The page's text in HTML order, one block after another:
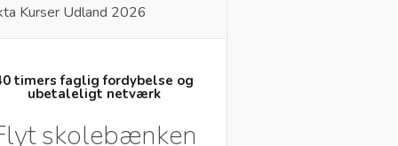
Kurser Udland 2026
timers faglig fordybelse og
ubetaleligt netværk
skolebænken